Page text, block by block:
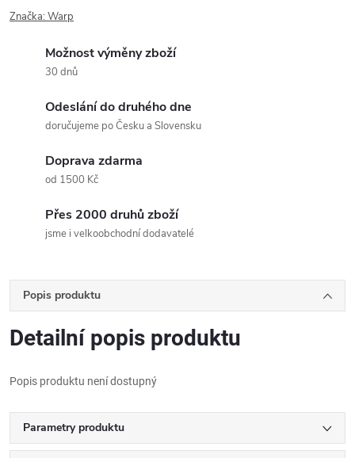
Značka:Warp
Možnost výměny zboží
30 dnů
Odeslání do druhého dne
doručujeme po Česku a Slovensku
Doprava zdarma
od 1500 Kč
Přes 2000 druhů zboží
jsme i velkoobchodní dodavatelé
Popis produktu
Detailní popis produktu
Popis produktu není dostupný
Parametry produktu